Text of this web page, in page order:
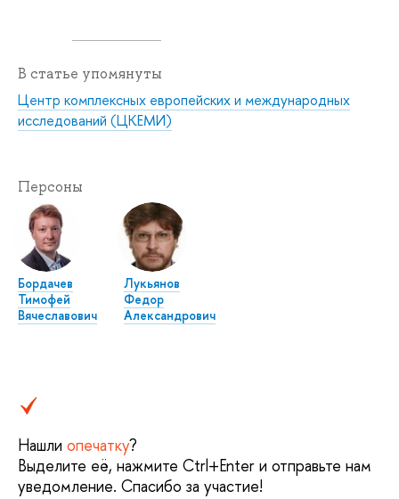
В статье упомянуты
Центр комплексных европейских и международных
исследований (ЦКЕМИ)
Персоны
Бордачев
Тимофей
Вячеславович
Лукьянов
Федор
Александрович
Нашли опечатку?
Выделите её, нажмите Ctrl+Enter и отправьте нам
уведомление. Спасибо за участие!